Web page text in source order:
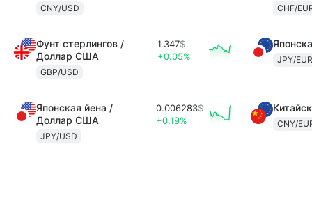
CNY/USD CHF/
Фунт стерлингов /
Доллар США
GBP/USD
1.347$
+0.05%
JPY/EUR
Японская йена /
Доллар США
JPY/USD
0.006283$
+0.19%
CNY/